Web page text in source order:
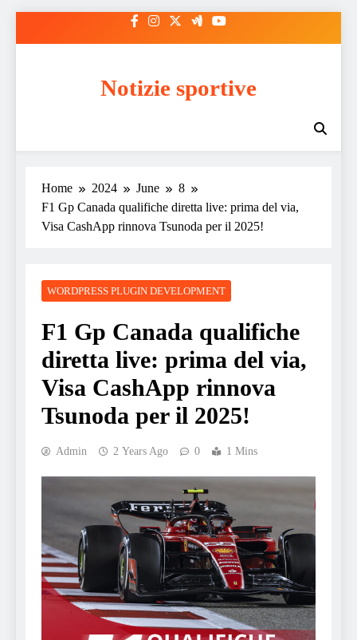
Notizie sportive
Home 2024 June
8
F1 Gp Canada qualifiche diretta live: prima del via,
Visa CashApp rinnova Tsunoda per il 2025!
WORDPRESS PLUGIN DEVELOPMENT
F1 Gp Canada qualifiche
diretta live: prima del via,
Visa CashApp rinnova
Tsunoda per il 2025!
Admin 2 Years Ago 0 1 Mins